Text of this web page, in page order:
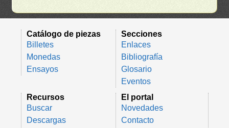
Catálogo de piezas
Billetes
Monedas
Ensayos
Secciones
Enlaces
Bibliografía
Glosario
Eventos
Recursos
Buscar
Descargas
El portal
Novedades
Contacto